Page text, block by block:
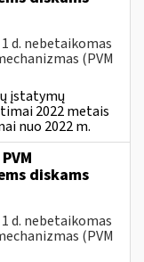
d. nebetaikomas
(PVM
įstatymų
2022 metais
nuo 2022 m.
diskams
d. nebetaikomas
(PVM